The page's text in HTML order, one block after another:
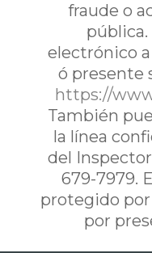
fraude o
electrónico a
ó presente
https://
También
la línea
del Inspector
679-7979.
protegido
por